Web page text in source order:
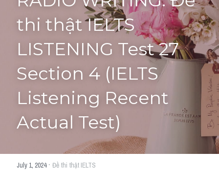
Tourism and Travelling
Pronunciation
Section 3
Social issues
Section 2
HỌC THỬ
thi thật IELTS
LISTENING Test 27
Section 4 (IELTS
Listening Recent
Actual Test)
July 1, 2024· Đề thi thật IELTS